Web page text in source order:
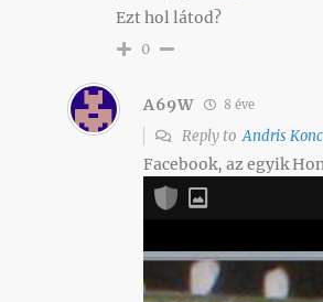
Ezt hol látod?
0
A69W 8 éve
Reply toAndris
Facebook, az egyik